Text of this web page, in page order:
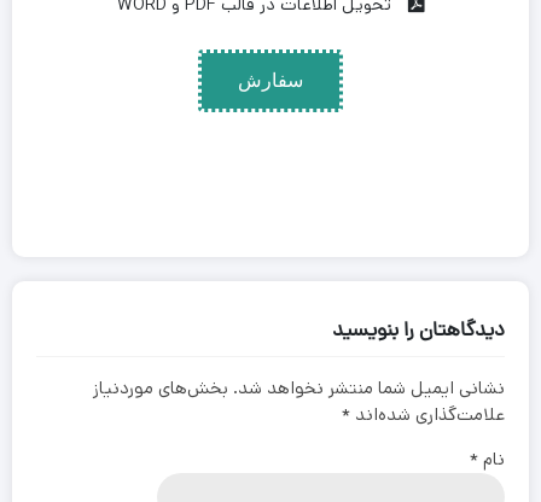
سفارش
دیدگاهتان را بنویسید
نشانی ایمیل شما منتشر نخواهد شد. بخش‌های موردنیاز
علامت‌گذاری شده‌اند *
نام*